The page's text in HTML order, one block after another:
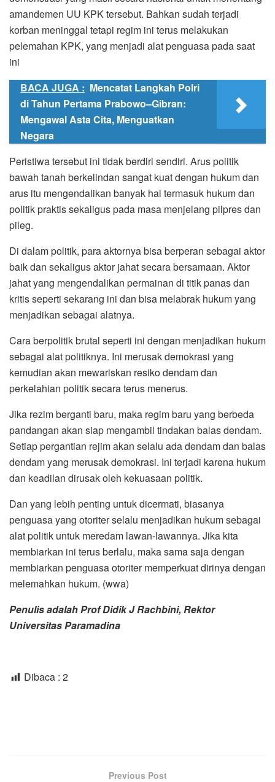
amandemen UU KPK tersebut. Bahkan sudah terjadi
korban meninggal tetapi regim ini terus melakukan
pelemahan KPK, yang menjadi alat penguasa pada saat
ini
BACA JUGA : Mencatat Langkah Polri
di Tahun Pertama Prabowo–Gibran:
Mengawal Asta Cita, Menguatkan
Negara
Peristiwa tersebut ini tidak berdiri sendiri. Arus politik
bawah tanah berkelindan sangat kuat dengan hukum dan
arus itu mengendalikan banyak hal termasuk hukum dan
politik praktis sekaligus pada masa menjelang pilpres dan
pileg.
Di dalam politik, para aktornya bisa berperan sebagai aktor
baik dan sekaligus aktor jahat secara bersamaan. Aktor
jahat yang mengendalikan permainan di titik panas dan
kritis seperti sekarang ini dan bisa melabrak hukum yang
menjadikan sebagai alatnya.
Cara berpolitik brutal seperti ini dengan menjadikan hukum
sebagai alat politiknya. Ini merusak demokrasi yang
kemudian akan mewariskan resiko dendam dan
perkelahian politik secara terus menerus.
Jika rezim berganti baru, maka regim baru yang berbeda
pandangan akan siap mengambil tindakan balas dendam.
Setiap pergantian rejim akan selalu ada dendam dan balas
dendam yang merusak demokrasi. Ini terjadi karena hukum
dan keadilan dirusak oleh kekuasaan politik.
Dan yang lebih penting untuk dicermati, biasanya
penguasa yang otoriter selalu menjadikan hukum sebagai
alat politik untuk meredam lawan-lawannya. Jika kita
membiarkan ini terus berlalu, maka sama saja dengan
membiarkan penguasa otoriter memperkuat dirinya dengan
melemahkan hukum. (wwa)
Penulis adalah Prof Didik J Rachbini, Rektor
Universitas Paramadina
Dibaca : 2
Previous Post